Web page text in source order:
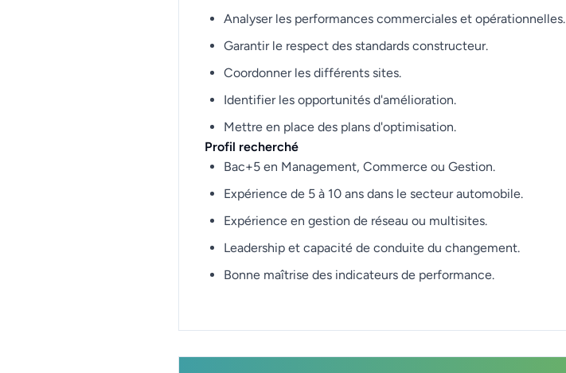
Analyser les performances commerciales et opérationnelles.
Garantir le respect des standards constructeur.
Coordonner les différents sites.
Identifier les opportunités d'amélioration.
Mettre en place des plans d'optimisation.
Profil recherché
Bac+5 en Management, Commerce ou Gestion.
Expérience de 5 à 10 ans dans le secteur automobile.
Expérience en gestion de réseau ou multisites.
Leadership et capacité de conduite du changement.
Bonne maîtrise des indicateurs de performance.